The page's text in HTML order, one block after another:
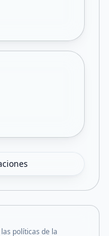
políticas de la